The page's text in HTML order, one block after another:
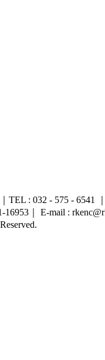
: 032 - 575 - 6541
｜ E-mail :